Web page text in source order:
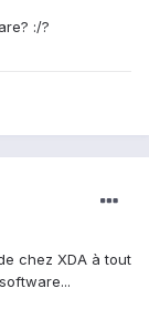
:/?
chez XDA à tout